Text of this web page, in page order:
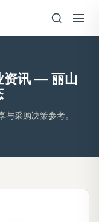
资讯 — 丽山
采购决策参考。